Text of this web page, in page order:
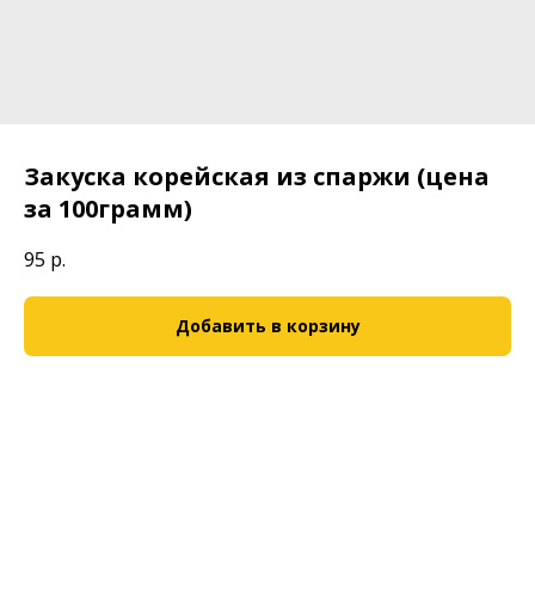
Закуска корейская из спаржи (цена
за 100грамм)
95 р.
Добавить в корзину